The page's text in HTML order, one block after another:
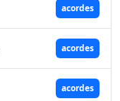
acordes
acordes
acordes